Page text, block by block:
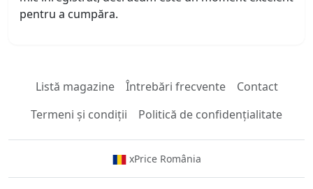
pentru a cumpăra.
Listă magazine Întrebări frecvente
Contact
Termeni și condiții
Politică de confidențialitate
xPrice România